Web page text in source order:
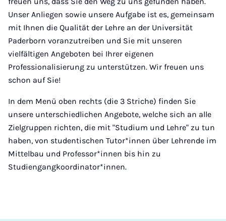
Unser Anliegen sowie unsere Aufgabe ist es, gemeinsam
mit Ihnen die Qualität der Lehre an der Universität
Paderborn voranzutreiben und Sie mit unseren
vielfältigen Angeboten bei Ihrer eigenen
Professionalisierung zu unterstützen. Wir freuen uns
schon auf Sie!
In dem Menü oben rechts (die 3 Striche) finden Sie
unsere unterschiedlichen Angebote, welche sich an alle
Zielgruppen richten, die mit "Studium und Lehre" zu tun
haben, von studentischen Tutor*innen über Lehrende im
Mittelbau und Professor*innen bis hin zu
Studiengangkoordinator*innen.